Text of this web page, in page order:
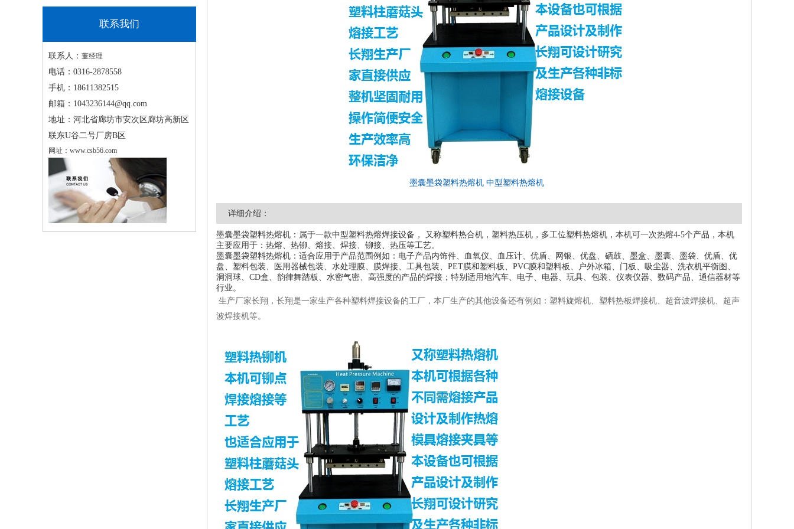
联系我们
联系人： 董经理
电话： 0316-2878558
手机： 18611382515
邮箱： 1043236144@qq.com
地址： 河北省廊坊市安次区廊坊高新区
联东U谷二号厂房B区
网址： www.csb56.com
墨囊墨袋塑料热熔机 中型塑料热熔机
详细介绍：
墨囊墨袋塑料热熔机：属于一款中型塑料热熔焊接设备， 又称塑料热合机，塑料热压机，多工位塑料热熔机，本机可一次热熔4-5个产品，本机
主要应用于：热熔、热铆、熔接、焊接、铆接、热压等工艺。
墨囊墨袋塑料热熔机： 适合应用于产品范围例如：电子产品内饰件、血氧仪、血压计、优盾、网银、优盘、硒鼓、墨盒、墨囊、墨袋、优盾、优
盘、塑料包装、医用器械包装、水处理膜、膜焊接、工具包装、PET膜和塑料板、PVC膜和塑料板、户外冰箱、门板、吸尘器、洗衣机平衡图、
洞洞球、CD盒、韵律舞踏板、水密气密、高强度的产品的焊接；特别适用地汽车、电子、电器、玩具、包装、仪表仪器、数码产品、通信器材等
行业。
生产厂家长翔，长翔是一家生产各种塑料焊接设备的工厂，本厂生产的其他设备还有例如：塑料旋熔机、塑料热板焊接机、超音波焊接机、超声
波焊接机等。